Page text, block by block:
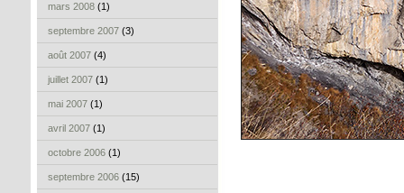
mars 2008 (1)
septembre 2007 (3)
août 2007 (4)
juillet 2007 (1)
mai 2007 (1)
avril 2007 (1)
octobre 2006 (1)
septembre 2006 (15)